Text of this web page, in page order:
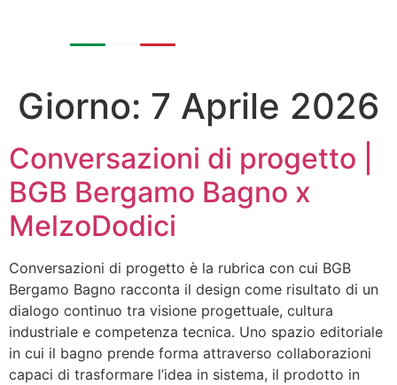
Giorno: 7 Aprile 2026
Conversazioni di progetto |
BGB Bergamo Bagno x
MelzoDodici
Conversazioni di progetto è la rubrica con cui BGB
Bergamo Bagno racconta il design come risultato di un
dialogo continuo tra visione progettuale, cultura
industriale e competenza tecnica. Uno spazio editoriale
in cui il bagno prende forma attraverso collaborazioni
capaci di trasformare l’idea in sistema, il prodotto in